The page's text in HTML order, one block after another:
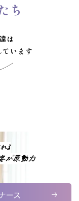
ち
は
ています
る
が原動力
ース